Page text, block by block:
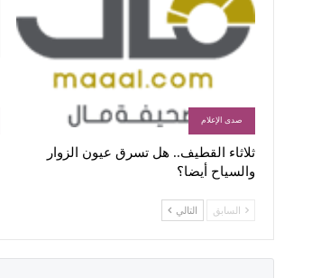
صدى الإعلام
ثلاثاء القطيف.. هل تسرق عيون الزوار
والسياح أيضا؟
السابق التالي